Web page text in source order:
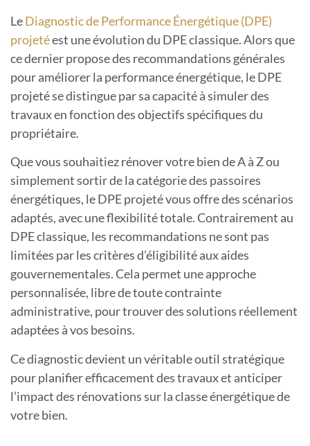
LeDiagnostic de Performance Énergétique (DPE)
projetéest une évolution du DPE classique. Alors que
ce dernier propose des recommandations générales
pour améliorer la performance énergétique, le DPE
projeté se distingue par sa capacité à simuler des
travaux en fonction des objectifs spécifiques du
propriétaire.
Que vous souhaitiez rénover votre bien de A à Z ou
simplement sortir de la catégorie des passoires
énergétiques, le DPE projeté vous offre des scénarios
adaptés, avec une flexibilité totale. Contrairement au
DPE classique, les recommandations ne sont pas
limitées par les critères d’éligibilité aux aides
gouvernementales. Cela permet une approche
personnalisée, libre de toute contrainte
administrative, pour trouver des solutions réellement
adaptées à vos besoins.
Ce diagnostic devient un véritable outil stratégique
pour planifier efficacement des travaux et anticiper
l’impact des rénovations sur la classe énergétique de
votre bien.